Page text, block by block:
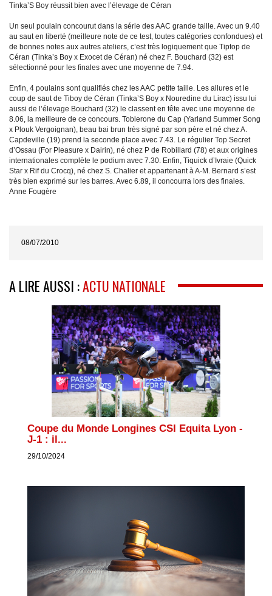
Tinka’S Boy réussit bien avec l’élevage de Céran
Un seul poulain concourut dans la série des AAC grande taille. Avec un 9.40
au saut en liberté (meilleure note de ce test, toutes catégories confondues) et
de bonnes notes aux autres ateliers, c’est très logiquement que Tiptop de
Céran (Tinka’s Boy x Exocet de Céran) né chez F. Bouchard (32) est
sélectionné pour les finales avec une moyenne de 7.94.
Enfin, 4 poulains sont qualifiés chez les AAC petite taille. Les allures et le
coup de saut de Tiboy de Céran (Tinka’S Boy x Nouredine du Lirac) issu lui
aussi de l’élevage Bouchard (32) le classent en tête avec une moyenne de
8.06, la meilleure de ce concours. Toblerone du Cap (Yarland Summer Song
x Plouk Vergoignan), beau bai brun très signé par son père et né chez A.
Capdeville (19) prend la seconde place avec 7.43. Le régulier Top Secret
d’Ossau (For Pleasure x Dairin), né chez P de Robillard (78) et aux origines
internationales complète le podium avec 7.30. Enfin, Tiquick d’Ivraie (Quick
Star x Rif du Crocq), né chez S. Chalier et appartenant à A-M. Bernard s’est
très bien exprimé sur les barres. Avec 6.89, il concourra lors des finales.
Anne Fougère
08/07/2010
A LIRE AUSSI :ACTU NATIONALE
Coupe du Monde Longines CSI Equita Lyon -
J-1 : il...
29/10/2024